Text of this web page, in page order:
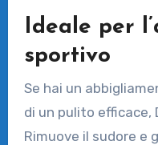
Ideale per
sportivo
Se hai un
di un pulito
Rimuove il sudore e